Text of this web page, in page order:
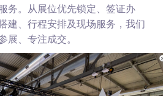
务。从展位优先锁定、签证办
建、行程安排及现场服务，我们
展、专注成交。